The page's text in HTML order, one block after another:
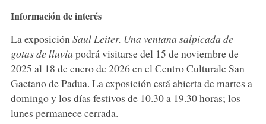
Información de interés
La exposición Saul Leiter. Una ventana salpicada de
gotas de lluvia podrá visitarse del 15 de noviembre de
2025 al 18 de enero de 2026 en el Centro Culturale San
Gaetano de Padua. La exposición está abierta de martes a
domingo y los días festivos de 10.30 a 19.30 horas; los
lunes permanece cerrada.